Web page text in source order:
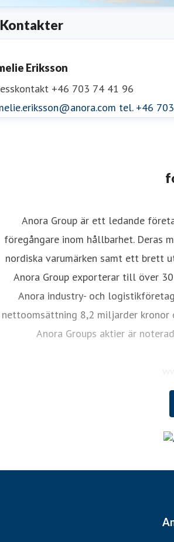
Kontakter
Eriksson
+46 703 74 41 96
tel. +46
Anora Group är ett ledande
föregångare inom hållbarhet. Deras
nordiska varumärken samt ett brett
Anora Group exporterar till över
Anora industry- och
nettoomsättning 8,2 miljarder
Anora Groups aktier är